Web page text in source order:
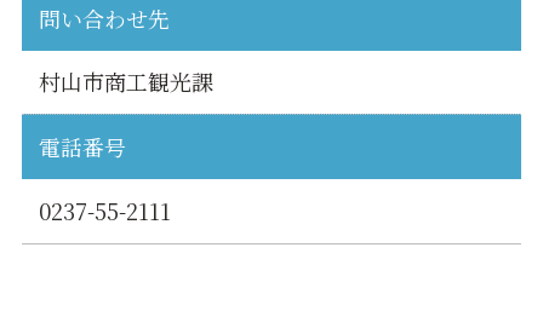
問い合わせ先
村山市商工観光課
電話番号
0237-55-2111